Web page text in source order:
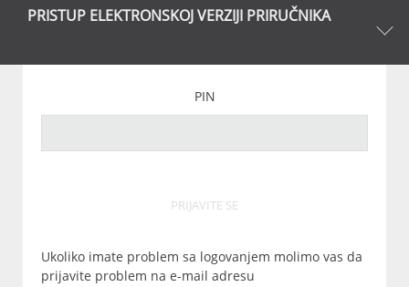
PRISTUP ELEKTRONSKOJ VERZIJI PRIRUČNIKA
PIN
PRIJAVITE SE
Ukoliko imate problem sa logovanjem molimo vas da
prijavite problem na e-mail adresu